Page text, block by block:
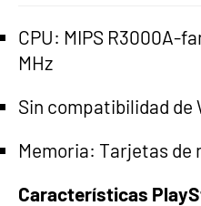
CPU: MIPS R3000A-
MHz
Sin compatibilidad de
Memoria: Tarjetas de
Características